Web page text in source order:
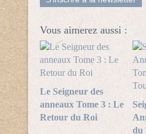
Vous aimerez aussi :
Le Seigneur des
anneaux Tome 3 : Le
Retour du Roi
du